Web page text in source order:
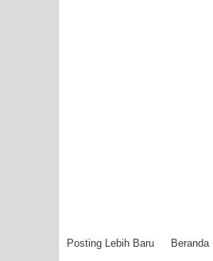
Posting Lebih Baru Beranda